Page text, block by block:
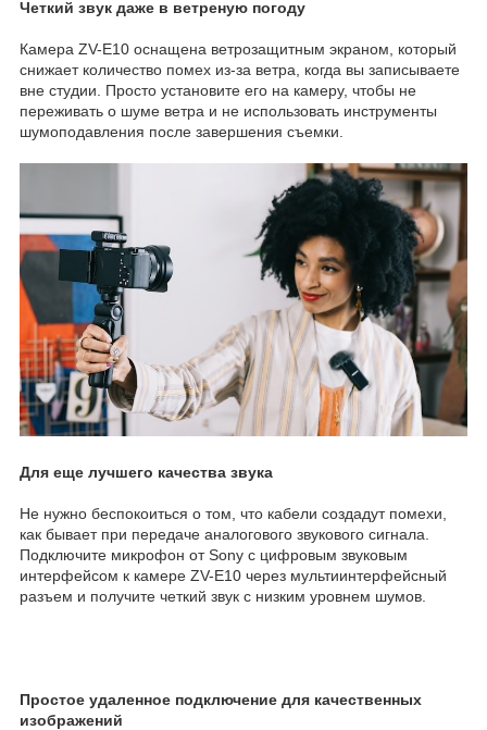
Четкий звук даже в ветреную погоду
Камера ZV-E10 оснащена ветрозащитным экраном, который
снижает количество помех из-за ветра, когда вы записываете
вне студии. Просто установите его на камеру, чтобы не
переживать о шуме ветра и не использовать инструменты
шумоподавления после завершения съемки.
Для еще лучшего качества звука
Не нужно беспокоиться о том, что кабели создадут помехи,
как бывает при передаче аналогового звукового сигнала.
Подключите микрофон от Sony с цифровым звуковым
интерфейсом к камере ZV-E10 через мультиинтерфейсный
разъем и получите четкий звук с низким уровнем шумов.
Простое удаленное подключение для качественных
изображений